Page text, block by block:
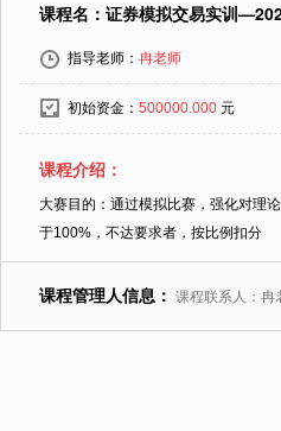
课程名：证券模拟交易实训
指导老师： 冉老师
初始资金： 500000.000 元
课程介绍：
大赛目的：通过模拟比赛，强化对理
于100%，不达要求者，按比例扣分
课程管理人信息： 课程联系人：